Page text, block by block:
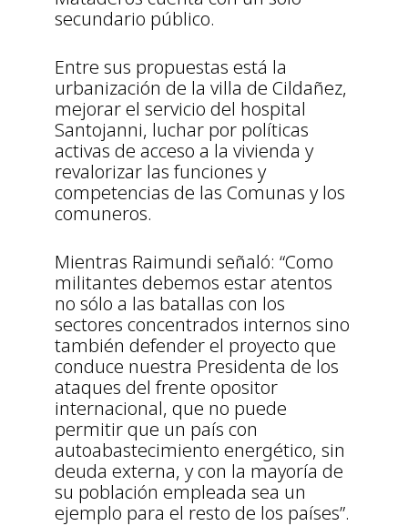
secundario público.
Entre sus propuestas está la
urbanización de la villa de Cildañez,
mejorar el servicio del hospital
Santojanni, luchar por políticas
activas de acceso a la vivienda y
revalorizar las funciones y
competencias de las Comunas y los
comuneros.
Mientras Raimundi señaló: “Como
militantes debemos estar atentos
no sólo a las batallas con los
sectores concentrados internos sino
también defender el proyecto que
conduce nuestra Presidenta de los
ataques del frente opositor
internacional, que no puede
permitir que un país con
autoabastecimiento energético, sin
deuda externa, y con la mayoría de
su población empleada sea un
ejemplo para el resto de los países”.